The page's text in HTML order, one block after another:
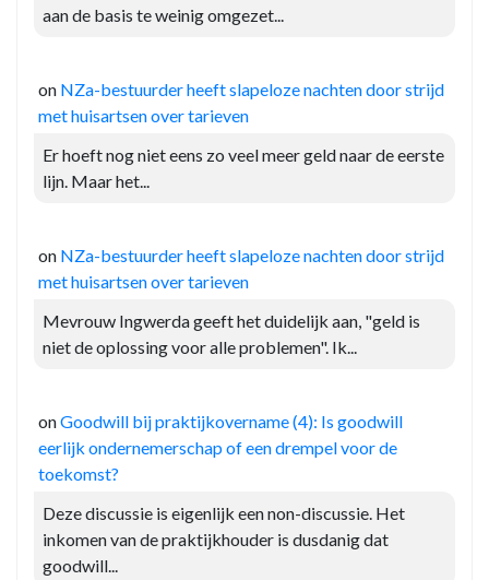
aan de basis te weinig omgezet...
on NZa-bestuurder heeft slapeloze nachten door strijd
met huisartsen over tarieven
Er hoeft nog niet eens zo veel meer geld naar de eerste
lijn. Maar het...
on NZa-bestuurder heeft slapeloze nachten door strijd
met huisartsen over tarieven
Mevrouw Ingwerda geeft het duidelijk aan, "geld is
niet de oplossing voor alle problemen". Ik...
onGoodwill bij praktijkovername (4): Is goodwill
eerlijk ondernemerschap of een drempel voor de
toekomst?
Deze discussie is eigenlijk een non-discussie. Het
inkomen van de praktijkhouder is dusdanig dat
goodwill...